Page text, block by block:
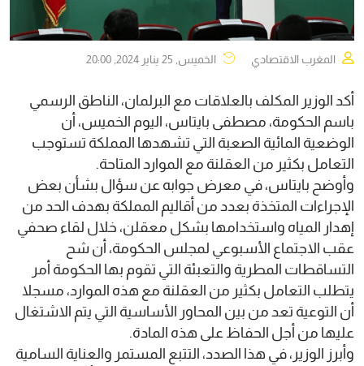
المغرب الاقتصادي الخميس, 25 يناير 2024, 20:00
أكد الوزير المكلف بالعلاقات مع البرلمان، الناطق الرسمي
باسم الحكومة، مصطفى بايتاس، اليوم الخميس، أن
الوضعية المائية الصعبة التي تشهدها المملكة تستوجب
التعامل بكثير من العقلنة مع الموارد المتاحة.
وأوضح بايتاس، في معرض جوابه عن سؤال بشأن بعض
الإجراءات المتخذة بعدد من أقاليم المملكة بهدف الحد من
إهدار المياه واستخدامها بشكل معقلن، خلال لقاء صحفي
عقب الاجتماع الأسبوعي لمجلس الحكومة، أن شح
التساقطات المطرية والتعبئة التي تقوم بها الحكومة أمر
يتطلب التعامل بكثير من العقلنة مع هذه الموارد، مسجلا
أن التوعية تعد من بين المحاور الأساسية التي يتم الاشتغال
عليها من أجل الحفاظ على هذه المادة.
وأبرز الوزير، في هذا الصدد، التتبع المستمر والعناية السامية